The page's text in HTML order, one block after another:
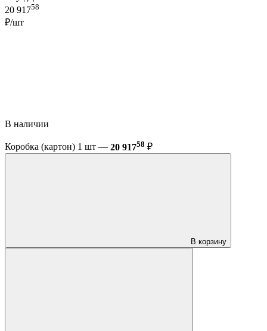
20 91758
₽/шт
В наличии
Коробка (картон) 1 шт — 20 91758 ₽
В корзину